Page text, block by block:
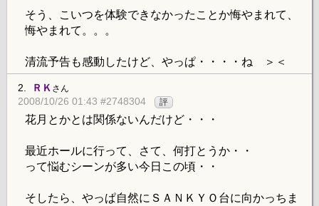
そう、こいつを体験できなかったことか悔やまれて、
悔やまれて。。。
清流予告も感動したけど、やっぱ・・・・ね ＞＜
2. ＲＫ さん
2008/10/26 01:43 #2748304 評
花月とかとは関係ないんだけど・・・
最近ホールに行って、さて、何打とうか・・
って悩むシーンが多い今日この頃・・
そしたら、やっぱ自然にＳＡＮＫＹＯ台に向かっちま